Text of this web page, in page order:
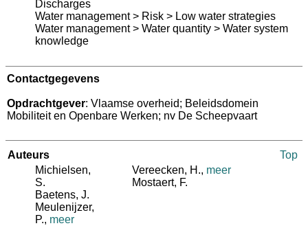
Discharges
Water management > Risk > Low water strategies
Water management > Water quantity > Water system
knowledge
Contactgegevens
Opdrachtgever: Vlaamse overheid; Beleidsdomein
Mobiliteit en Openbare Werken; nv De Scheepvaart
Auteurs
Top
Michielsen,
S.
Baetens, J.
Meulenijzer,
P., meer
Vereecken, H., meer
Mostaert, F.